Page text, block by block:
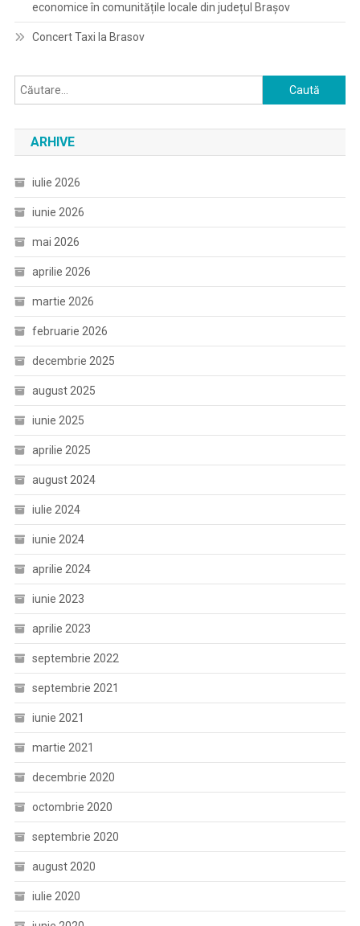
economice în comunitățile locale din județul Brașov
Concert Taxi la Brasov
Caută
după:
ARHIVE
iulie 2026
iunie 2026
mai 2026
aprilie 2026
martie 2026
februarie 2026
decembrie 2025
august 2025
iunie 2025
aprilie 2025
august 2024
iulie 2024
iunie 2024
aprilie 2024
iunie 2023
aprilie 2023
septembrie 2022
septembrie 2021
iunie 2021
martie 2021
decembrie 2020
octombrie 2020
septembrie 2020
august 2020
iulie 2020